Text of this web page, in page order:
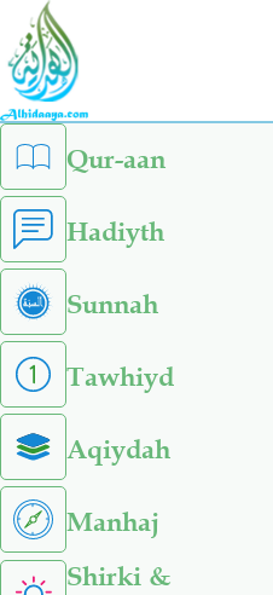
Skip
main
content
left
sidebar
menu
Qur-aan
Hadiyth
Sunnah
Tawhiyd
Aqiydah
Manhaj
Shirki &